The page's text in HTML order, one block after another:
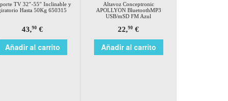
TV 32″-55″ Inclinable y
Hasta 50Kg 650315
43,90 €
Añadir al carrito
Altavoz Conceptronic
APOLLYON BluetoothMP3
USB/mSD FM Azul
22,90 €
Añadir al carrito